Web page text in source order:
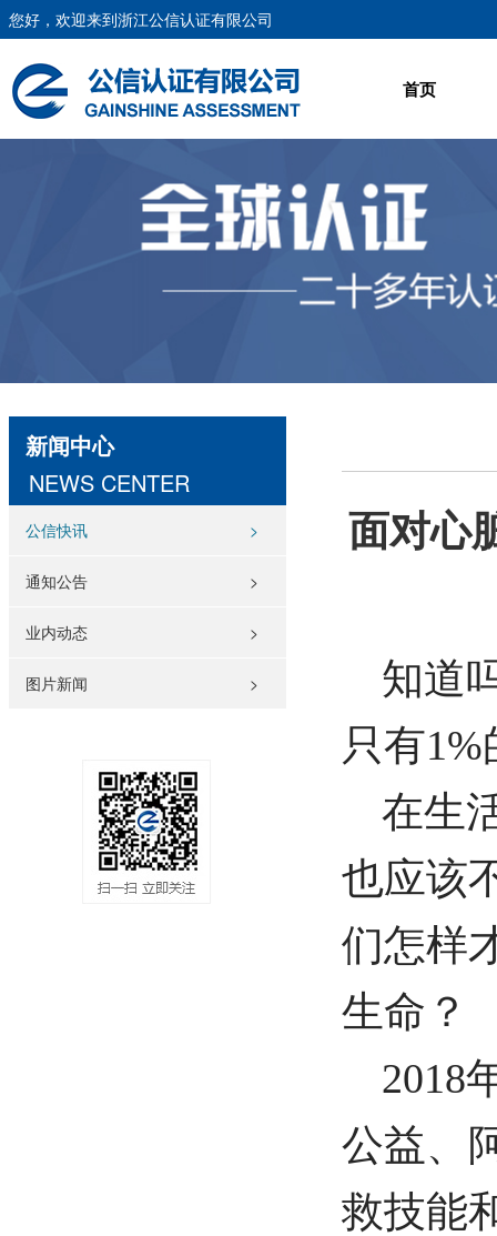
您好，欢迎来到浙江公信认证有限公司
首页
新闻中心
NEWS CENTER
公信快讯 >
通知公告 >
业内动态 >
图片新闻 >
面对心
知道
只有
在生
也应该
们怎样
生命？
2018
公益、
救技能